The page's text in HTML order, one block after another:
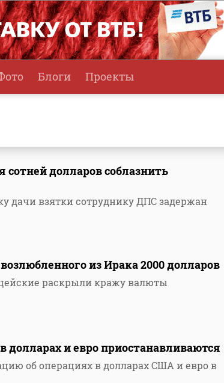
Блоги Проекты
сотней долларов соблазнить
дачи взятки сотруднику ДПС задержан
из Ирака 2000 долларов
раскрыли кражу валюты
и евро приостанавливаются
об операциях в долларах США и евро в